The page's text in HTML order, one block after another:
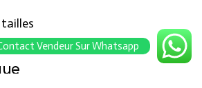
tailles
Vendeur Sur Whatsapp